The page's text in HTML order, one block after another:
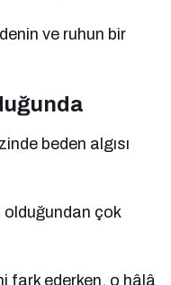
ve ruhun bir
beden algısı
olduğundan çok
fark ederken, o hâlâ